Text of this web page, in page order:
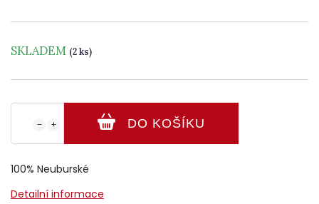
SKLADEM (2 ks)
+
− DO KOŠÍKU
100% Neuburské
Detailní informace